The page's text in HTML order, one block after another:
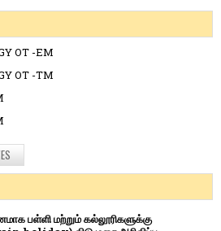
OT -EM
OT -TM
பள்ளி மற்றும் கல்லூரிகளுக்கு